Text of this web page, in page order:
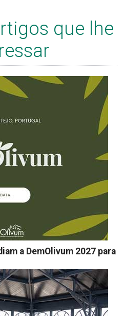
que lhe
a DemOlivum 2027 para